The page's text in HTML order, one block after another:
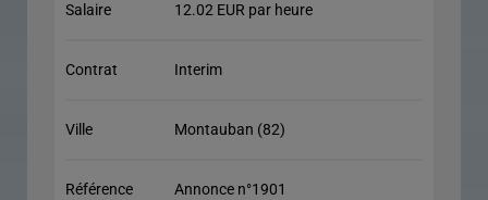
Salaire 12.02 EUR par heure
Contrat Interim
Ville Montauban (82)
Référence Annonce n°1901